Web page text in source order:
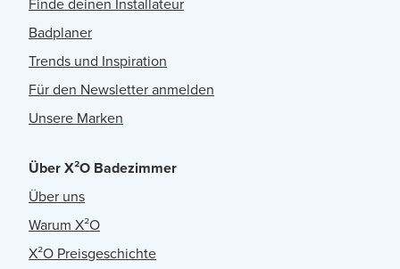
Badplaner
Trends und Inspiration
Für den Newsletter anmelden
Unsere Marken
Über X²O Badezimmer
Über uns
Warum X²O
X²O Preisgeschichte